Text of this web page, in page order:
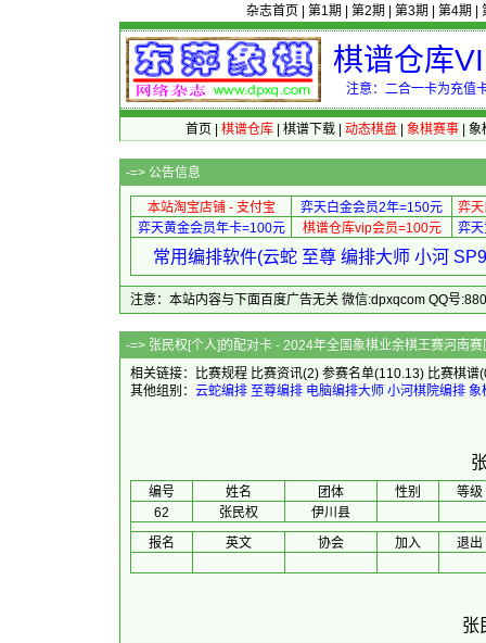
杂志首页 第1期 第2期 第3期 第4期
棋谱仓库
注意：二合一卡为充值
首页 棋谱仓库| 棋谱下载| 动态棋盘| 象棋赛事| 象
-=> 公告信息
本站淘宝店铺 - 支付宝 弈天白金会员2年=150元
弈
弈天黄金会员年卡=100元
棋谱仓库vip会员=100元 弈
常用编排软件(云蛇 至尊 编排大师 小河
注意：本站内容与下面百度广告无关 微信:dpxqcom QQ号
-=> 张民权[个人]的配对卡 - 2024年全国象棋业余棋王赛河南
相关链接：
比赛规程 比赛资讯(2) 参赛名单(110.13) 比赛棋谱
其他组别： 云蛇编排 至尊编排 电脑编排大师 小河棋院编排 象
编号 姓名 团体 性别
等级
62
张民权
伊川县
报名
英文 协会 加入 退出
张